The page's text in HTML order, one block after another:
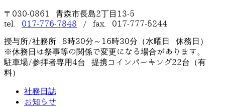
〒030-0861 青森市長島2丁目13-5
tel. 017-776-7848 / fax. 017-777-5244
授与所/社務所 8時30分～16時30分（水曜日 休務日）
※休務日は祭事等の関係で変更になる場合があります。
駐車場/参拝者専用4台 提携コインパーキング22台（有
料）
社務日誌
お知らせ